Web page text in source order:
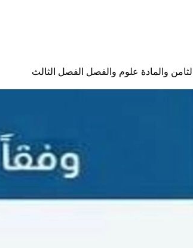
والمادة علوم والفصل الفصل الثالث